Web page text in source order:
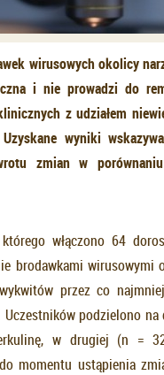
wirusowych okolicy
i nie prowadzi do
z udziałem
wyniki
zmian w
włączono 64
brodawkami wirusowymi
wykwitów przez co
podzielono
w drugiej (n =
momentu ustąpienia